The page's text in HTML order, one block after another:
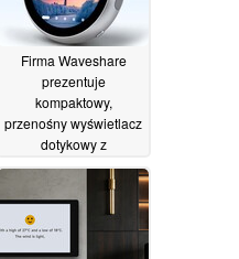
Firma Waveshare
prezentuje
kompaktowy,
przenośny wyświetlacz
dotykowy z
wbudowanym
akumulatorem,
przeznaczony również
do zastosowań w
inteligentnym domu